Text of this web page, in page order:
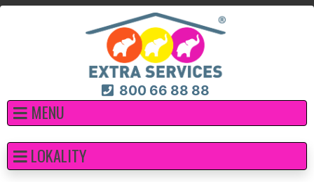
800 66 88 88
MENU
LOKALITY